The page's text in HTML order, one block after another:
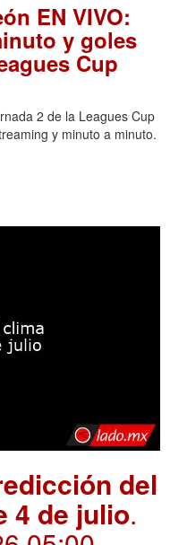
EN VIVO:
y goles
Cup
2 de la Leagues Cup
y minuto a minuto.
del
4 de julio.